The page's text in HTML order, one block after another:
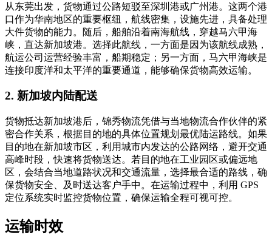
从东莞出发，货物通过公路短驳至深圳港或广州港。这两个港
口作为华南地区的重要枢纽，航线密集，设施先进，具备处理
大件货物的能力。随后，船舶沿着南海航线，穿越马六甲海
峡，直达新加坡港。选择此航线，一方面是因为该航线成熟，
航运公司运营经验丰富，船期稳定；另一方面，马六甲海峡是
连接印度洋和太平洋的重要通道，能够确保货物高效运输。
2. 新加坡内陆配送
货物抵达新加坡港后，锦秀物流凭借与当地物流合作伙伴的紧
密合作关系，根据目的地的具体位置规划最优陆运路线。如果
目的地在新加坡市区，利用城市内发达的公路网络，避开交通
高峰时段，快速将货物送达。若目的地在工业园区或偏远地
区，会结合当地道路状况和交通流量，选择最合适的路线，确
保货物安全、及时送达客户手中。在运输过程中，利用 GPS
定位系统实时监控货物位置，确保运输全程可视可控。
运输时效